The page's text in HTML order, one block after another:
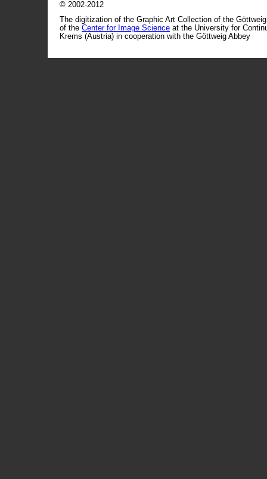
© 2002-2012
The digitization of the Graphic Art Collection of the
of the Center for Image Science at the University for
Krems (Austria) in cooperation with the Göttweig Abbey